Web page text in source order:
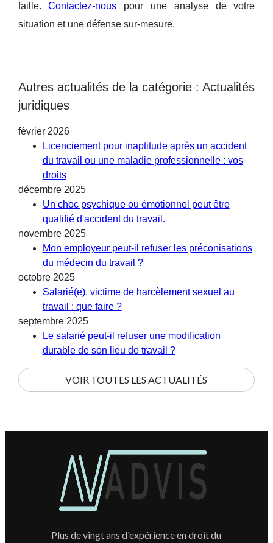
faille.Contactez-nous pour une analyse de votre
situation et une défense sur-mesure.
Autres actualités de la catégorie : Actualités
juridiques
février 2026
Licenciement pour inaptitude après un accident
du travail ou une maladie professionnelle : vos
droits
décembre 2025
Un choc psychique ou émotionnel peut être
qualifié d'accident du travail.
novembre 2025
Mon employeur peut-il refuser les préconisations
du médecin du travail ?
octobre 2025
Salarié(e), victime de harcèlement sexuel au
travail : que faire ?
septembre 2025
Le salarié peut-il refuser une modification
durable de son lieu de travail ?
VOIR TOUTES LES ACTUALITÉS
Plus de vingt ans d'expérience en droit du